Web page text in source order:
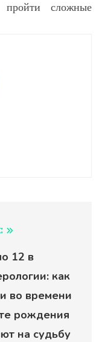
сложные
12 в
как
во времени
рождения
на судьбу